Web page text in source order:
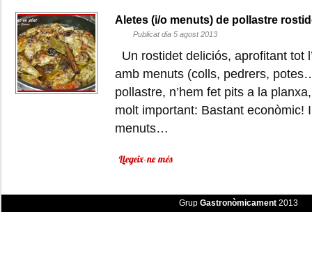
Aletes (i/o menuts) de pollastre
Publicat dia 5 agost 2013
Un rostidet deliciós, aprofitant tot
amb menuts (colls, pedrers,
pollastre, n’hem fet pits a la
molt important: Bastant econòmic!
menuts…
Llegeix-ne més
Grup Gastronòmicament2013